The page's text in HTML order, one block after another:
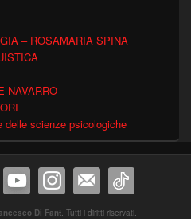
– ROSAMARIA SPINA
NAVARRO
delle scienze psicologiche
Di Fant. Tutti i diritti riservati.